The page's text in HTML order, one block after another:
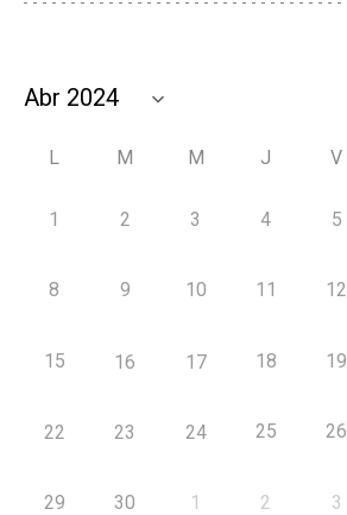
L M M J V
1 2 3 4 5
8 9 10 11 12
15 16 17 18 19
22 23 24 25 26
29 30 1 2 3